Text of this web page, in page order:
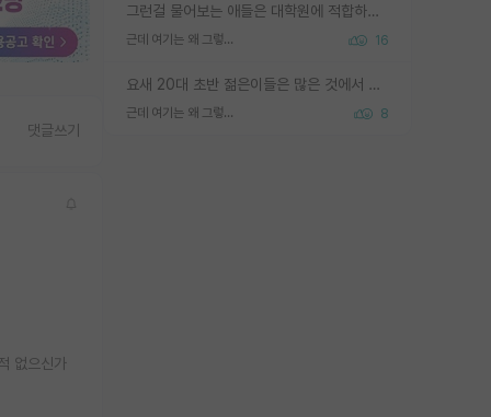
그런걸 물어보는 애들은 대학원에 적합하지 않다
근데 여기는 왜 그렇게 SPK를 물어보는거임? 16
요새 20대 초반 젊은이들은 많은 것에서 가성비를 따지더라고요. 내가 이 정도 인풋을 넣었을 때 그만큼 아웃풋이 나올 것인가? 사실 아웃풋이 인풋 대비 리니어하게 나오지 않는 영역을 시도하기 싫어한다는 느낌입니다.
근데 여기는 왜 그렇게 SPK를 물어보는거임? 8
댓글쓰기
없으신가